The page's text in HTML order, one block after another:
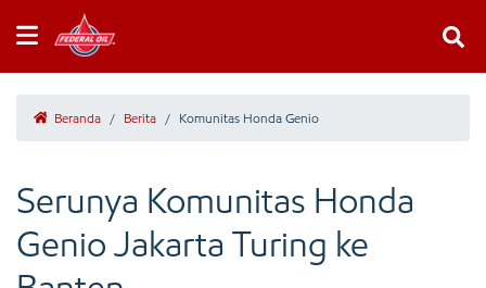
Beranda / Berita / Komunitas Honda Genio
Serunya Komunitas Honda
Genio Jakarta Turing ke